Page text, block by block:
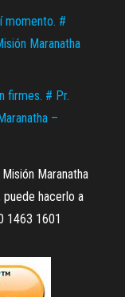
momento. #
Maranatha
firmes. # Pr.
–
Maranatha
hacerlo a
1463 1601